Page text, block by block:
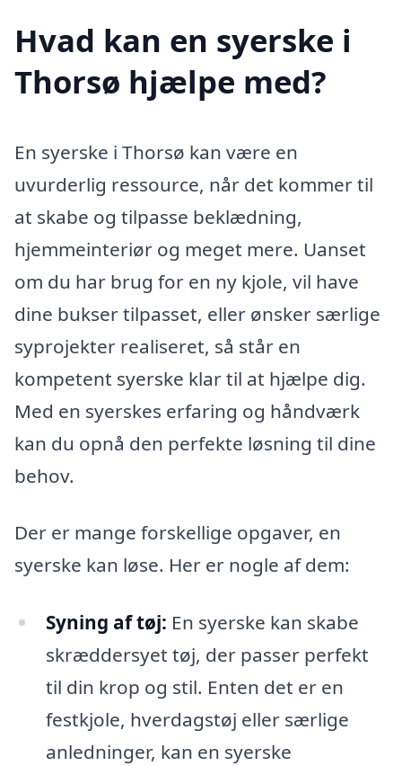
Hvad kan en syerske i
Thorsø hjælpe med?
En syerske i Thorsø kan være en
uvurderlig ressource, når det kommer til
at skabe og tilpasse beklædning,
hjemmeinteriør og meget mere. Uanset
om du har brug for en ny kjole, vil have
dine bukser tilpasset, eller ønsker særlige
syprojekter realiseret, så står en
kompetent syerske klar til at hjælpe dig.
Med en syerskes erfaring og håndværk
kan du opnå den perfekte løsning til dine
behov.
Der er mange forskellige opgaver, en
syerske kan løse. Her er nogle af dem:
Syning af tøj: En syerske kan skabe
skræddersyet tøj, der passer perfekt
til din krop og stil. Enten det er en
festkjole, hverdagstøj eller særlige
anledninger, kan en syerske